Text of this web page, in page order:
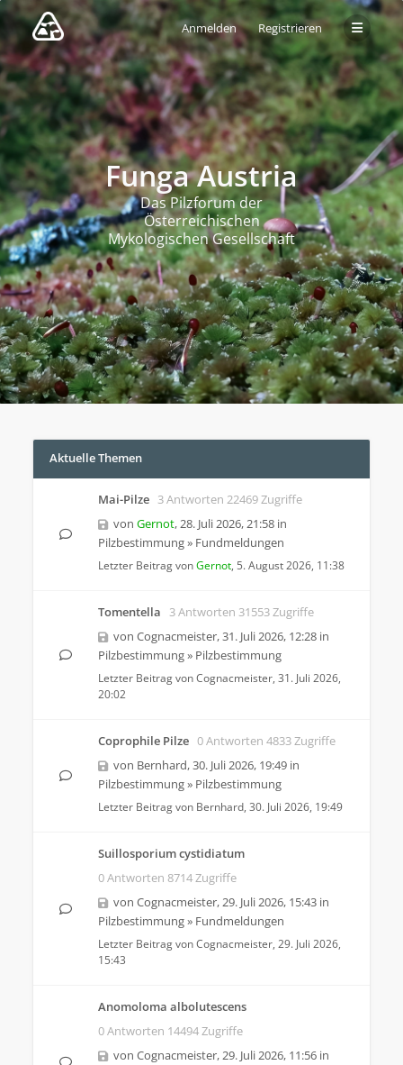
Anmelden Registrieren
Funga Austria
Das Pilzforum der
Österreichischen
Mykologischen Gesellschaft
Aktuelle Themen
Mai-Pilze 3 Antworten 22469 Zugriffe
von Gernot,28. Juli 2026, 21:58 in
Pilzbestimmung» Fundmeldungen
Letzter Beitrag vonGernot, 5. August 2026, 11:38
Tomentella
3 Antworten 31553 Zugriffe
von Cognacmeister,31. Juli 2026, 12:28 in
Pilzbestimmung» Pilzbestimmung
Letzter Beitrag vonCognacmeister, 31. Juli 2026,
20:02
Coprophile Pilze 0 Antworten 4833 Zugriffe
von Bernhard,30. Juli 2026, 19:49 in
Pilzbestimmung» Pilzbestimmung
Letzter Beitrag von Bernhard, 30. Juli 2026, 19:49
Suillosporium cystidiatum
0 Antworten 8714 Zugriffe
von Cognacmeister,29. Juli 2026, 15:43 in
Pilzbestimmung» Fundmeldungen
Letzter Beitrag vonCognacmeister, 29. Juli 2026,
15:43
Anomoloma albolutescens
0 Antworten 14494 Zugriffe
von Cognacmeister,29. Juli 2026, 11:56 in